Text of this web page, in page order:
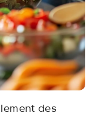
des